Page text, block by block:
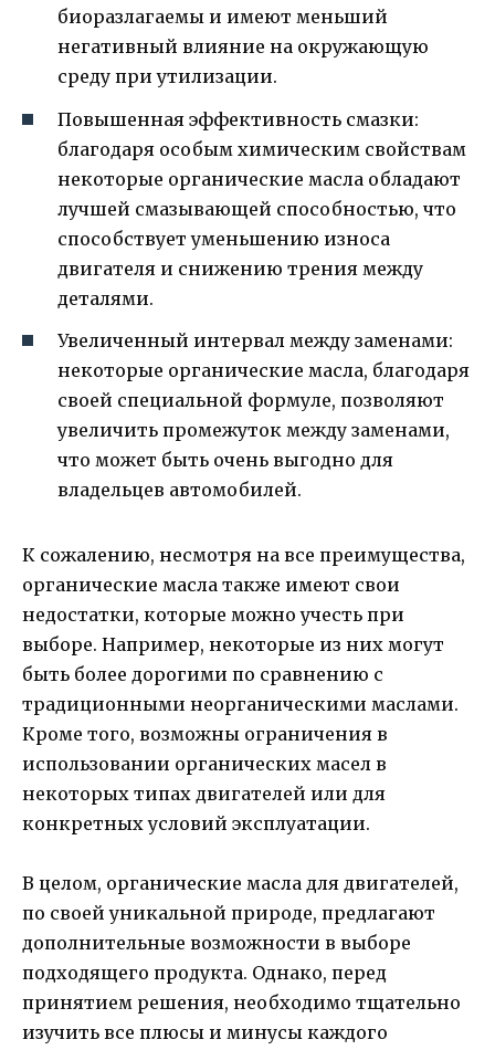
биоразлагаемы и имеют меньший
негативный влияние на окружающую
среду при утилизации.
Повышенная эффективность смазки:
благодаря особым химическим свойствам
некоторые органические масла обладают
лучшей смазывающей способностью, что
способствует уменьшению износа
двигателя и снижению трения между
деталями.
Увеличенный интервал между заменами:
некоторые органические масла, благодаря
своей специальной формуле, позволяют
увеличить промежуток между заменами,
что может быть очень выгодно для
владельцев автомобилей.
К сожалению, несмотря на все преимущества,
органические масла также имеют свои
недостатки, которые можно учесть при
выборе. Например, некоторые из них могут
быть более дорогими по сравнению с
традиционными неорганическими маслами.
Кроме того, возможны ограничения в
использовании органических масел в
некоторых типах двигателей или для
конкретных условий эксплуатации.
В целом, органические масла для двигателей,
по своей уникальной природе, предлагают
дополнительные возможности в выборе
подходящего продукта. Однако, перед
принятием решения, необходимо тщательно
изучить все плюсы и минусы каждого